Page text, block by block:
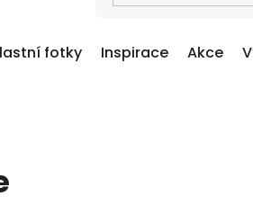
fotky Inspirace Akce